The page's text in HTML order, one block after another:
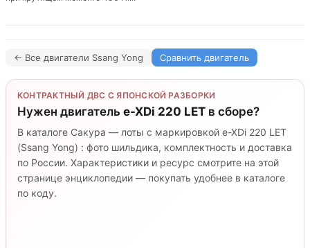
← Все двигатели Ssang Yong Сравнить двигатель
КОНТРАКТНЫЙ ДВС С ЯПОНСКОЙ РАЗБОРКИ
Нужен двигатель e-XDi 220 LET в сборе?
В каталоге Сакура — лоты с маркировкой e-XDi 220 LET
(Ssang Yong) : фото шильдика, комплектность и доставка
по России. Характеристики и ресурс смотрите на этой
странице энциклопедии — покупать удобнее в каталоге
по коду.